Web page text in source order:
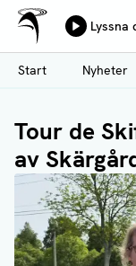
Hoppa
till
huvudinnehåll
Ålands Radio & TV
Lyssna
Start
Nyheter
Tour de
av